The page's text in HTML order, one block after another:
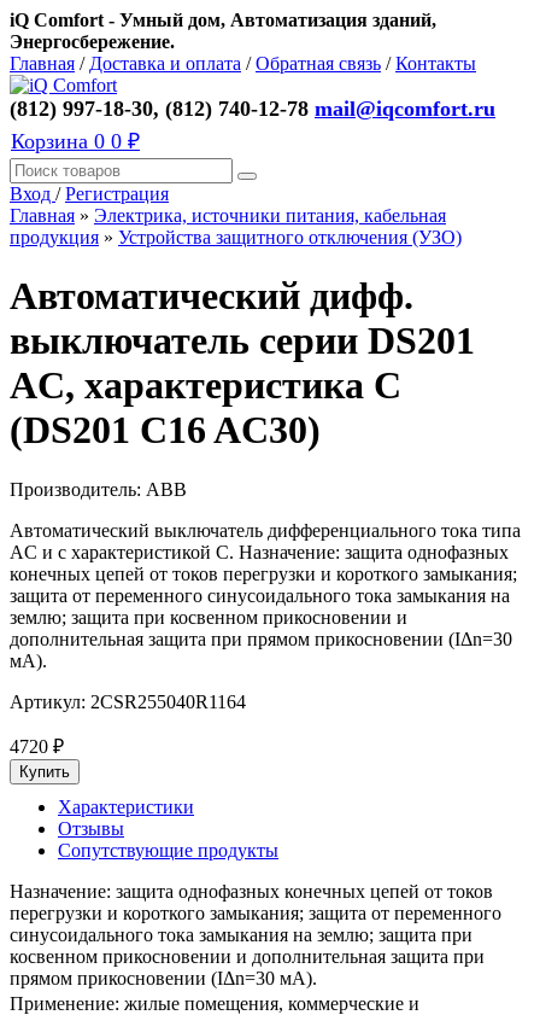
iQ Comfort - Умный дом, Автоматизация зданий,
Энергосбережение.
Главная / Доставка и оплата /Обратная связь /Контакты
(812) 997-18-30, (812) 740-12-78 mail@iqcomfort.ru
Корзина 0 0 ₽
Вход /Регистрация
Главная » Электрика, источники питания, кабельная
продукция » Устройства защитного отключения (УЗО)
Автоматический дифф.
выключатель серии DS201
AC, характеристика C
(DS201 C16 AC30)
Производитель: ABB
Автоматический выключатель дифференциального тока типа
AC и с характеристикой C. Назначение: защита однофазных
конечных цепей от токов перегрузки и короткого замыкания;
защита от переменного синусоидального тока замыкания на
землю; защита при косвенном прикосновении и
дополнительная защита при прямом прикосновении (IΔn=30
мА).
Артикул: 2CSR255040R1164
4720 ₽
Характеристики
Отзывы
Сопутствующие продукты
Назначение: защита однофазных конечных цепей от токов
перегрузки и короткого замыкания; защита от переменного
синусоидального тока замыкания на землю; защита при
косвенном прикосновении и дополнительная защита при
прямом прикосновении (IΔn=30 мА).
Применение: жилые помещения, коммерческие и